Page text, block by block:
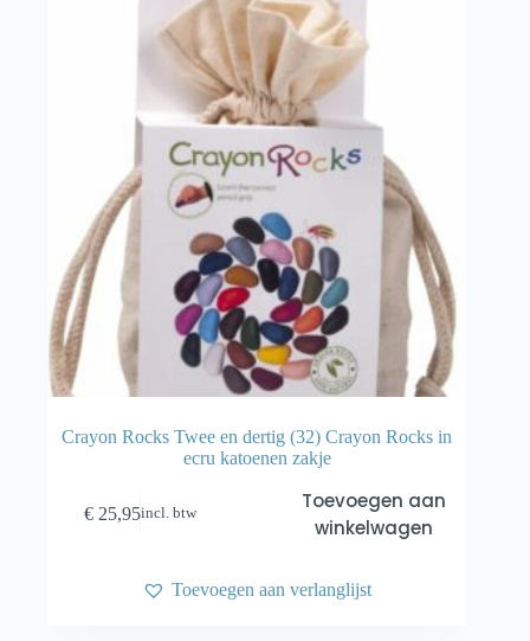
Crayon Rocks Twee en dertig (32) Crayon Rocks in
ecru katoenen zakje
€ 25,95incl. btw
Toevoegen aan
winkelwagen
Toevoegen aan verlanglijst